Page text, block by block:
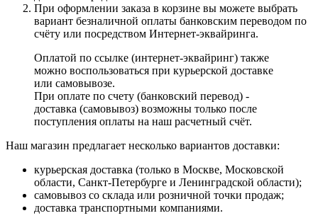
При оформлении заказа в корзине вы можете выбрать
вариант безналичной оплаты банковским переводом по
счёту или посредством Интернет-эквайринга.
Оплатой по ссылке (интернет-эквайринг) также
можно воспользоваться при курьерской доставке
или самовывозе.
При оплате по счету (банковский перевод) -
доставка (самовывоз) возможны только после
поступления оплаты на наш расчетный счёт.
Наш магазин предлагает несколько вариантов доставки:
курьерская доставка (только в Москве, Московской
области, Санкт-Петербурге и Ленинградской области);
самовывоз со склада или розничной точки продаж;
доставка транспортными компаниями.